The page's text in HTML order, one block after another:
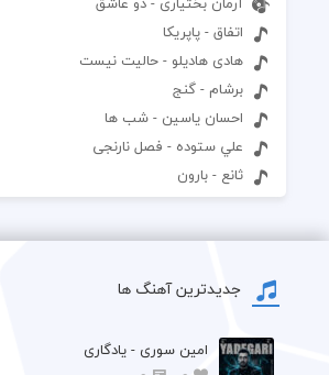
اتفاق - پاپریکا
هادی هادیلو - حالیت نیست
برشام - گنج
احسان یاسین - شب ها
علي ستوده - فصل نارنجی
ثانع - بارون
جدیدترین آهنگ ها
امین سوری - یادگاری